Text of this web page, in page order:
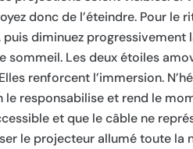
donc de l’éteindre. Pour le
diminuez progressivement
sommeil. Les deux étoiles
renforcent l’immersion.
responsabilise et rend le
et que le câble ne
le projecteur allumé toute la